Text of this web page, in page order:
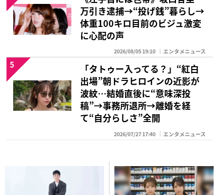
万引き逮捕→“投げ銭”暮らし→
体重100キロ目前のビジュ激変
に心配の声
2026/08/05 19:10 エンタメニュース
「タトゥー入ってる？」“紅白
出場”朝ドラヒロインの近影が
波紋…結婚直後に“意味深投
稿”→事務所退所→離婚を経
て“自分らしさ”全開
2026/07/27 17:40 エンタメニュース
5